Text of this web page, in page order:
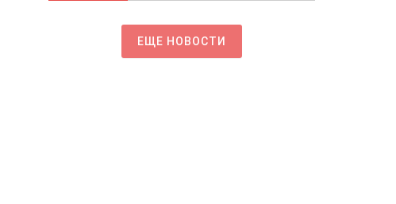
ЕЩЕ НОВОСТИ